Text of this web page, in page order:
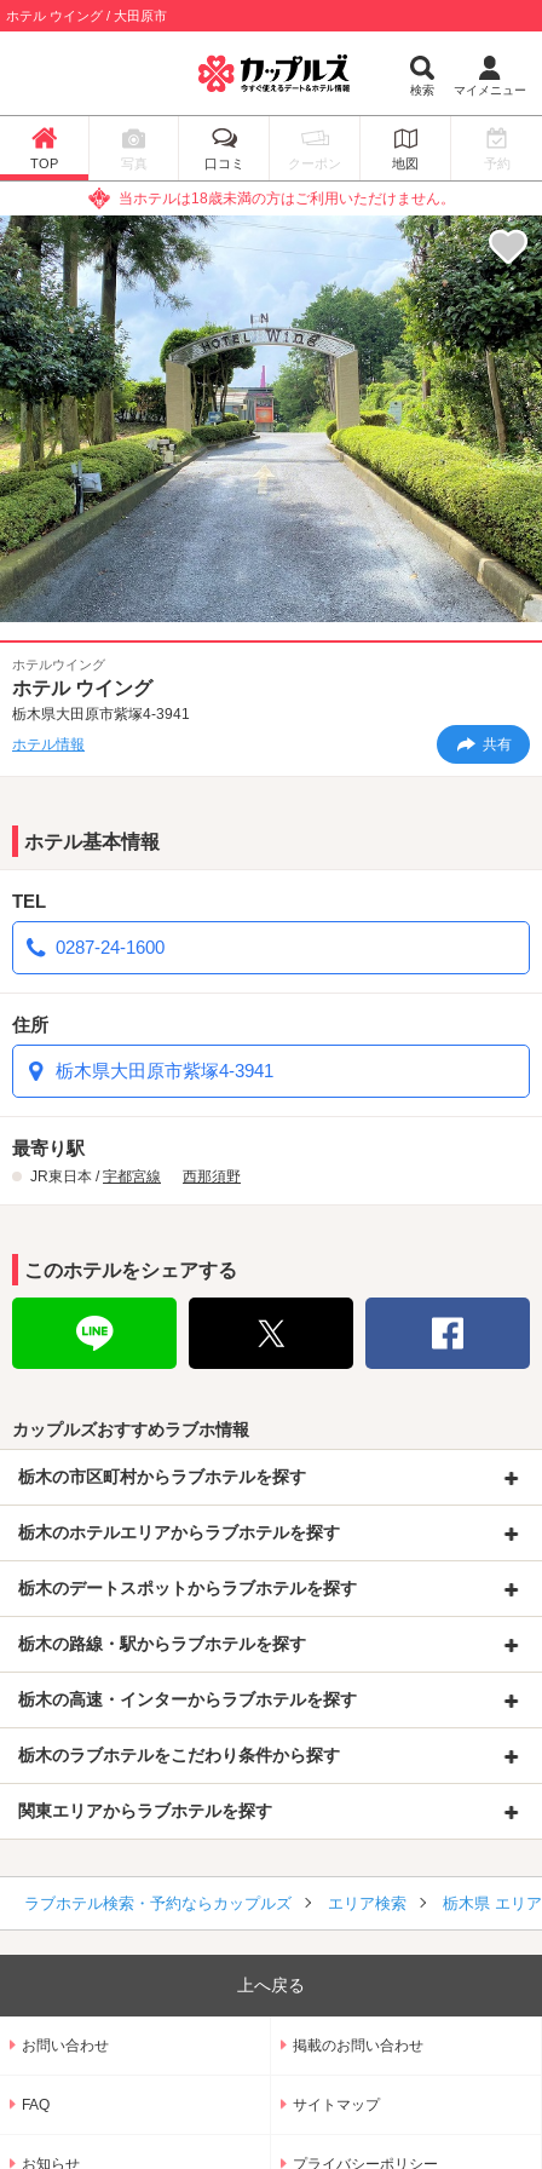
ホテル ウイング / 大田原市
検索 マイメニュー
TOP 写真 口コミ クーポン 地図 予約
当ホテルは18歳未満の方はご利用いただけません。
ホテルウイング
ホテル ウイング
栃木県大田原市紫塚4-3941
ホテル情報
共有
ホテル基本情報
TEL
0287-24-1600
住所
栃木県大田原市紫塚4-3941
最寄り駅
JR東日本 /宇都宮線 西那須野
このホテルをシェアする
カップルズおすすめラブホ情報
栃木の市区町村からラブホテルを探す
栃木のホテルエリアからラブホテルを探す
栃木のデートスポットからラブホテルを探す
栃木の路線・駅からラブホテルを探す
栃木の高速・インターからラブホテルを探す
栃木のラブホテルをこだわり条件から探す
関東エリアからラブホテルを探す
ラブホテル検索・予約ならカップルズ エリア検索 栃木県 エリ
上へ戻る
お問い合わせ 掲載のお問い合わせ
FAQ サイトマップ
お知らせ プライバシーポリシー